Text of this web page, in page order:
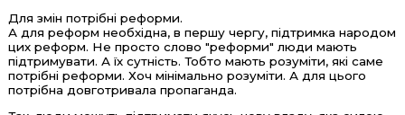
Для змін потрібні реформи.
А для реформ необхідна, в першу чергу, підтримка народом
цих реформ. Не просто слово "реформи" люди мають
підтримувати. А їх сутність. Тобто мають розуміти, які саме
потрібні реформи. Хоч мінімально розуміти. А для цього
потрібна довготривала пропаганда.